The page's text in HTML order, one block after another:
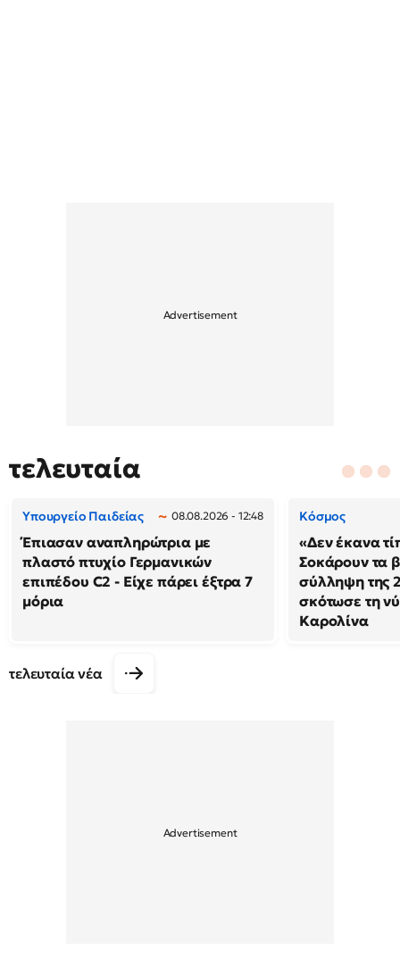
τελευταία
Υπουργείο Παιδείας 08.08.2026 - 12:48
Έπιασαν αναπληρώτρια με
πλαστό πτυχίο Γερμανικών
επιπέδου C2 - Είχε πάρει έξτρα 7
μόρια
Κόσμος
«Δεν έκανα
Σοκάρουν τα
σύλληψη της
σκότωσε τη
Καρολίνα
τελευταία νέα